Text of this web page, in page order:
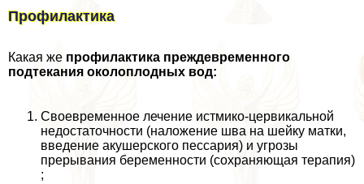
Профилактика
Какая же профилактика преждевременного
подтекания околоплодных вод:
Своевременное лечение истмико-цервикальной
недостаточности (наложение шва на шейку матки,
введение акушерского пессария) и угрозы
прерывания беременности (сохраняющая терапия)
;